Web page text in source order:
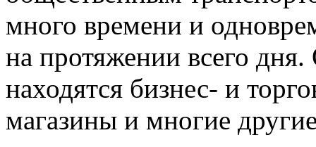
много времени и
на протяжении всего
находятся бизнес- и
магазины и многие